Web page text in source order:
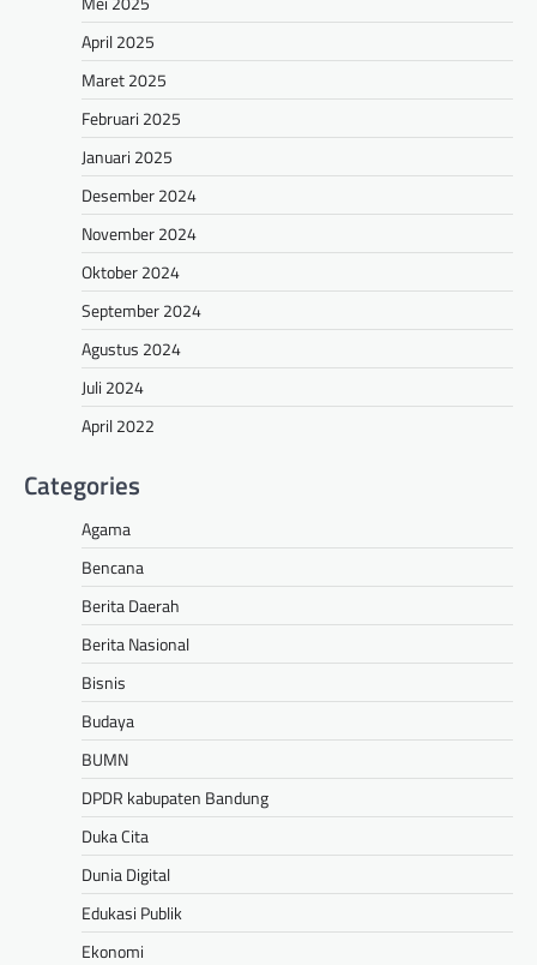
April 2025
Maret 2025
Februari 2025
Januari 2025
Desember 2024
November 2024
Oktober 2024
September 2024
Agustus 2024
Juli 2024
April 2022
Categories
Agama
Bencana
Berita Daerah
Berita Nasional
Bisnis
Budaya
BUMN
DPDR kabupaten Bandung
Duka Cita
Dunia Digital
Edukasi Publik
Ekonomi